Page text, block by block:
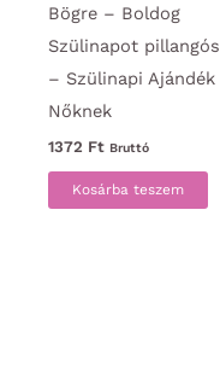
Bögre – Boldog
Szülinapot pillangós
– Szülinapi Ajándék
Nőknek
1372 Ft Bruttó
Kosárba teszem